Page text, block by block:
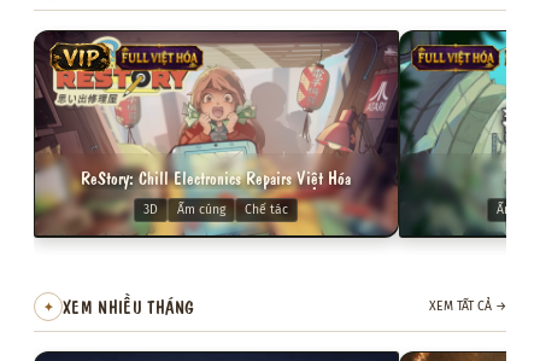
VIP FULL VIỆT HÓA
ReStory: Chill Electronics Repairs Việt Hóa
3D Ấm cúng Chế tác
FULL VIỆT HÓAVIP
Ấm
✦ XEM NHIỀU THÁNG XEM TẤT CẢ →